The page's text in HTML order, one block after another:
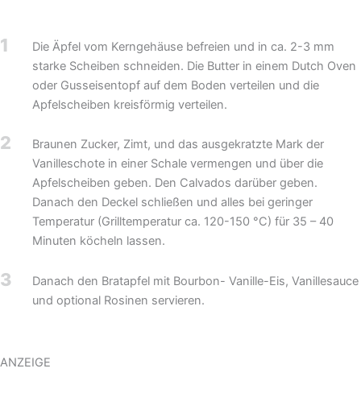
1
Die Äpfel vom Kerngehäuse befreien und in ca. 2-3 mm
starke Scheiben schneiden. Die Butter in einem Dutch Oven
oder Gusseisentopf auf dem Boden verteilen und die
Apfelscheiben kreisförmig verteilen.
2
Braunen Zucker, Zimt, und das ausgekratzte Mark der
Vanilleschote in einer Schale vermengen und über die
Apfelscheiben geben. Den Calvados darüber geben.
Danach den Deckel schließen und alles bei geringer
Temperatur (Grilltemperatur ca. 120-150 °C) für 35 – 40
Minuten köcheln lassen.
3
Danach den Bratapfel mit Bourbon- Vanille-Eis, Vanillesauce
und optional Rosinen servieren.
ANZEIGE